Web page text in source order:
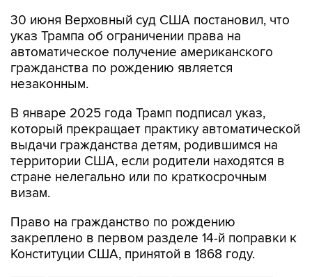
30 июня Верховный суд США постановил, что
указ Трампа об ограничении права на
автоматическое получение американского
гражданства по рождению является
незаконным.
В январе 2025 года Трамп подписал указ,
который прекращает практику автоматической
выдачи гражданства детям, родившимся на
территории США, если родители находятся в
стране нелегально или по краткосрочным
визам.
Право на гражданство по рождению
закреплено в первом разделе 14-й поправки к
Конституции США, принятой в 1868 году.